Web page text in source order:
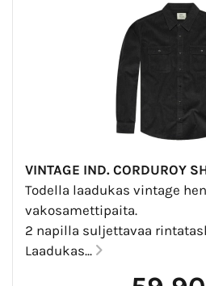
VINTAGE IND. CORDUROY
Todella laadukas vintage
vakosamettipaita.
2 napilla suljettavaa
Laadukas...